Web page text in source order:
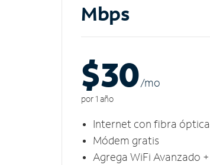
Mbps
$30/mo
por 1 año
Internet con fibra óptica
Módem gratis
Agrega WiFi Avanzado +